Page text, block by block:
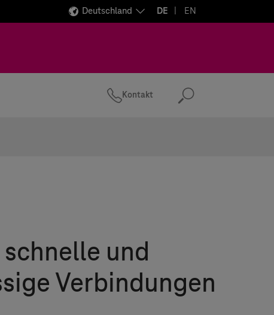
Deutschland DE EN
Kontakt Suchen
und
Verbindungen